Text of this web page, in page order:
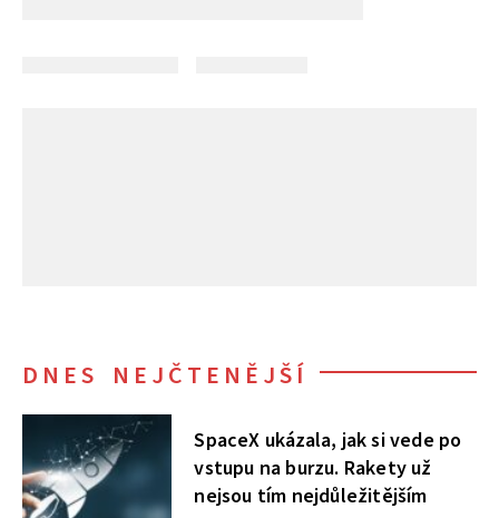
DNES NEJČTENĚJŠÍ
SpaceX ukázala, jak si vede po
vstupu na burzu. Rakety už
nejsou tím nejdůležitějším